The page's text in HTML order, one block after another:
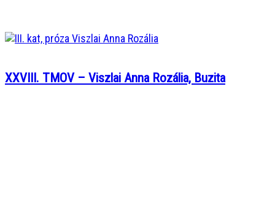
XXVIII. TMOV – Viszlai Anna Rozália, Buzita